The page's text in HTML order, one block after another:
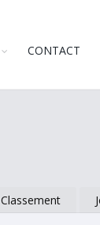
CONTACT
Classement